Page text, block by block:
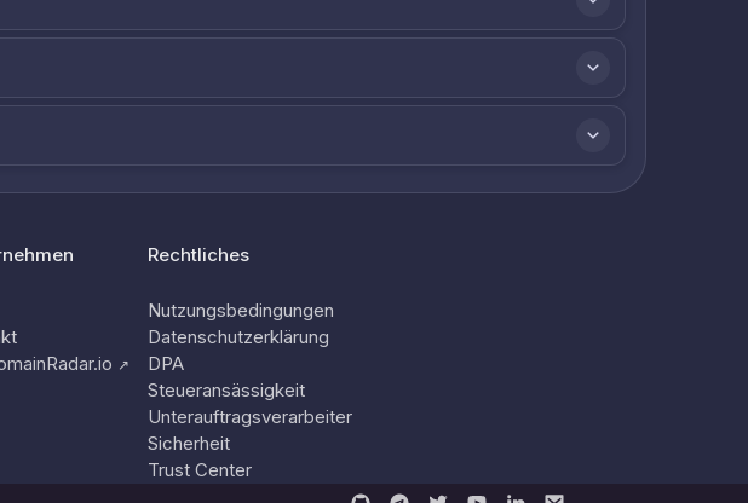
↗
Rechtliches
Nutzungsbedingungen
Datenschutzerklärung
DPA
Steueransässigkeit
Unterauftragsverarbeiter
Sicherheit
Trust Center